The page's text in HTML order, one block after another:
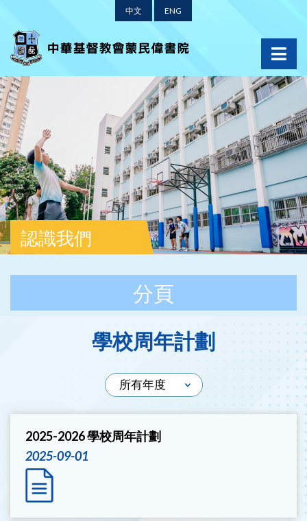
中文 ENG
認識我們
分頁
學校周年計劃
2025-2026 學校周年計劃
2025-09-01